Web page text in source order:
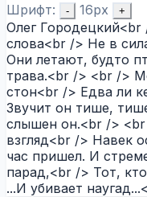
Шрифт: - 16px +
Олег
слова<br /> Не в
Они летают, будто
трава.<br /> <br />
стон<br /> Едва ли
Звучит он тише,
слышен он.<br />
взгляд<br /> Навек
час пришел. И
парад,<br /> Тот,
...И убивает